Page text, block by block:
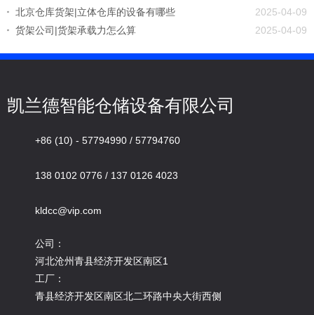
北京仓库货架|立体仓库的设备有哪些
2025-04-09
货架公司|货架承载力怎么算
2025-04-09
凯兰德智能仓储设备有限公司
+86 (10) - 57794990 / 57794760
138 0102 0776 / 137 0126 4023
kldcc@vip.com
公司：
河北沧州青县经济开发区南区1
工厂：
青县经济开发区南区北二环路中央大街西侧